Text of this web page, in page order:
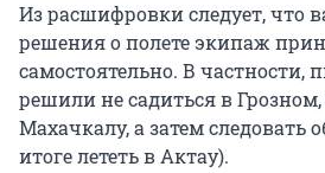
Из расшифровки следует, что
решения о полете экипаж
самостоятельно. В частности,
решили не садиться в Грозном,
Махачкалу, а затем следовать
итоге лететь в Актау).